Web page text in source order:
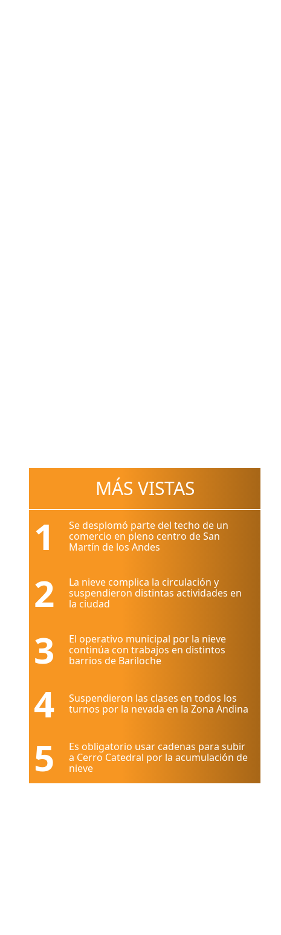
MÁS VISTAS
1
Se desplomó parte del techo de un
comercio en pleno centro de San
Martín de los Andes
2
La nieve complica la circulación y
suspendieron distintas actividades en
la ciudad
3
El operativo municipal por la nieve
continúa con trabajos en distintos
barrios de Bariloche
4
Suspendieron las clases en todos los
turnos por la nevada en la Zona Andina
5
Es obligatorio usar cadenas para subir
a Cerro Catedral por la acumulación de
nieve